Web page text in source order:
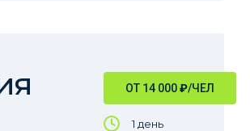
ОТ 14 000₽/ЧЕЛ
1 день